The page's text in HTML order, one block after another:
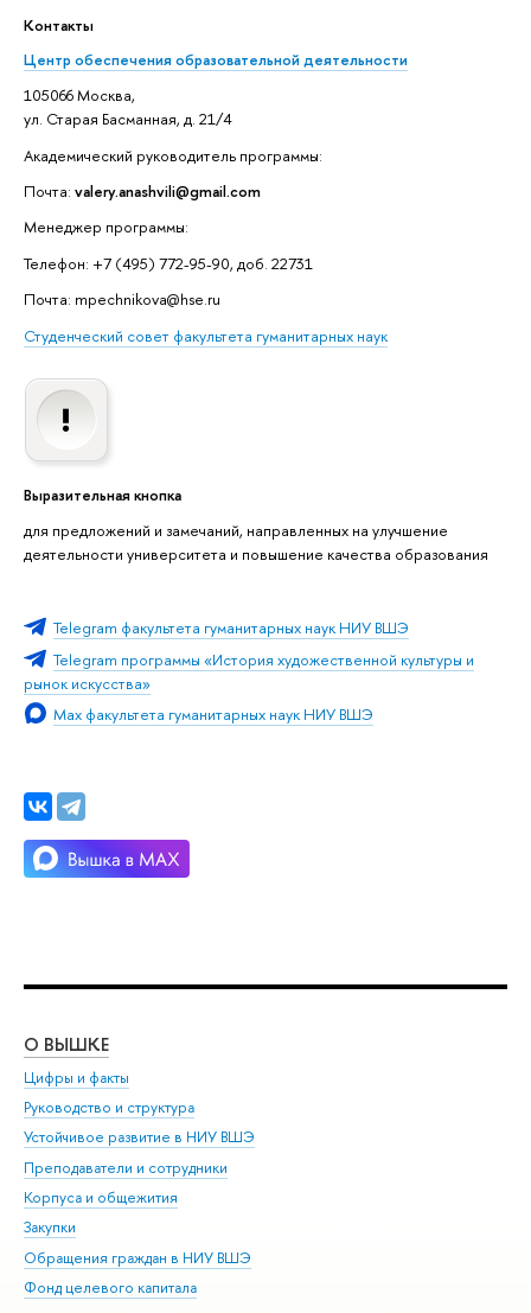
Контакты
Центр обеспечения образовательной деятельности
105066 Москва,
ул. Старая Басманная, д. 21/4
Академический руководитель программы:
Почта: valery.anashvili@gmail.com
Менеджер программы:
Телефон: +7 (495) 772-95-90, доб. 22731
Почта: mpechnikova@hse.ru
Студенческий совет факультета гуманитарных наук
Выразительная кнопка
для предложений и замечаний, направленных на улучшение
деятельности университета и повышение качества образования
Telegram факультета гуманитарных наук НИУ ВШЭ
Telegram программы «История художественной культуры и
рынок искусства»
Max факультета гуманитарных наук НИУ ВШЭ
О ВЫШКЕ
Цифры и факты
Руководство и структура
Устойчивое развитие в НИУ ВШЭ
Преподаватели и сотрудники
Корпуса и общежития
Закупки
Обращения граждан в НИУ ВШЭ
Фонд целевого капитала